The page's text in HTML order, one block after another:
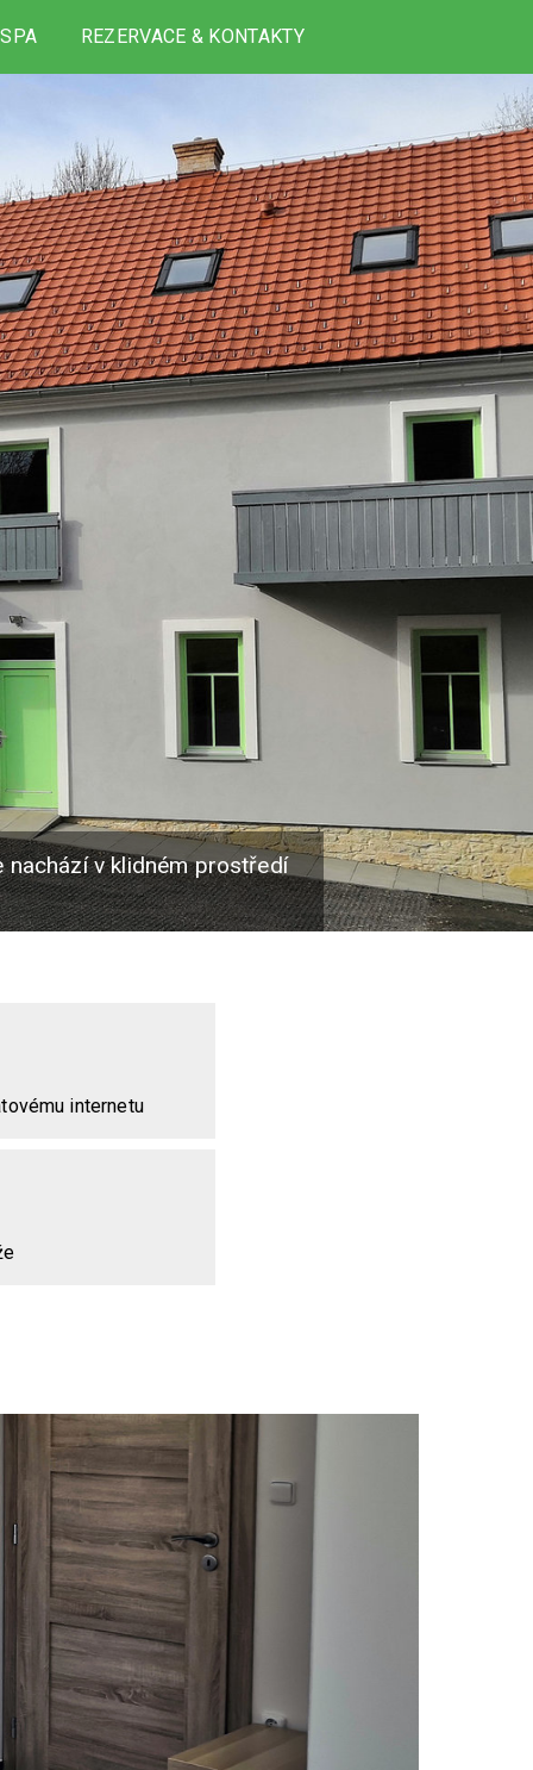
REZERVACE & KONTAKTY
nachází v klidném prostředí
internetu